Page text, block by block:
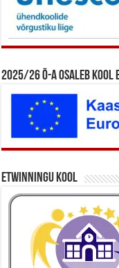
2025/26 õ-a osaleb
eTwinningu kool